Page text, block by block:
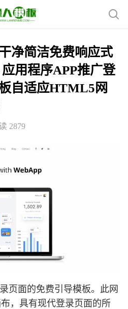
净简洁免费响应式
用程序APP推广登
自适应HTML5网
2879
页面的免费引导模板。此网
，具有现代登录页面的所